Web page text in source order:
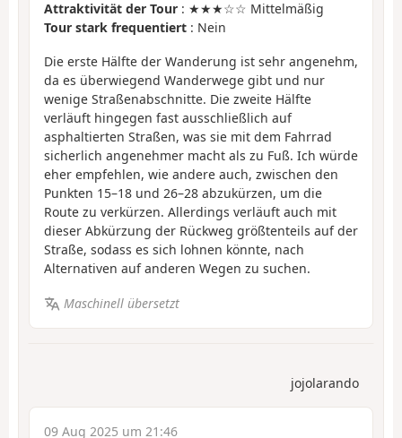
Attraktivität der Tour : ★★★☆☆ Mittelmäßig
Tour stark frequentiert : Nein
Die erste Hälfte der Wanderung ist sehr angenehm,
da es überwiegend Wanderwege gibt und nur
wenige Straßenabschnitte. Die zweite Hälfte
verläuft hingegen fast ausschließlich auf
asphaltierten Straßen, was sie mit dem Fahrrad
sicherlich angenehmer macht als zu Fuß. Ich würde
eher empfehlen, wie andere auch, zwischen den
Punkten 15–18 und 26–28 abzukürzen, um die
Route zu verkürzen. Allerdings verläuft auch mit
dieser Abkürzung der Rückweg größtenteils auf der
Straße, sodass es sich lohnen könnte, nach
Alternativen auf anderen Wegen zu suchen.
Maschinell übersetzt
jojolarando
09 Aug 2025 um 21:46